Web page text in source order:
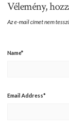
Vélemény,
Az e-mail címet nem
Name*
Email Address*